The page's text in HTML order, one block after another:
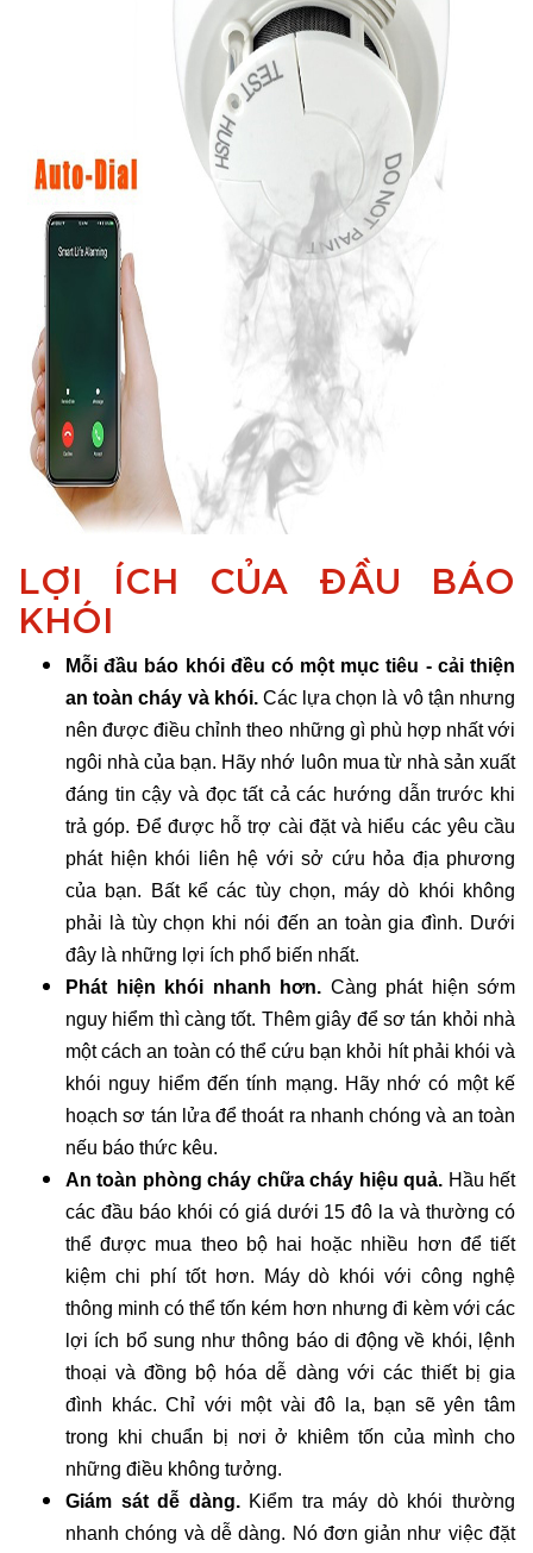
LỢI ÍCH CỦA ĐẦU BÁO
KHÓI
Mỗi đầu báo khói đều có một mục tiêu - cải thiện
an toàn cháy và khói.Các lựa chọn là vô tận nhưng
nên được điều chỉnh theo những gì phù hợp nhất với
ngôi nhà của bạn. Hãy nhớ luôn mua từ nhà sản xuất
đáng tin cậy và đọc tất cả các hướng dẫn trước khi
trả góp. Để được hỗ trợ cài đặt và hiểu các yêu cầu
phát hiện khói liên hệ với sở cứu hỏa địa phương
của bạn. Bất kể các tùy chọn, máy dò khói không
phải là tùy chọn khi nói đến an toàn gia đình. Dưới
đây là những lợi ích phổ biến nhất.
Phát hiện khói nhanh hơn. Càng phát hiện sớm
nguy hiểm thì càng tốt. Thêm giây để sơ tán khỏi nhà
một cách an toàn có thể cứu bạn khỏi hít phải khói và
khói nguy hiểm đến tính mạng. Hãy nhớ có một kế
hoạch sơ tán lửa để thoát ra nhanh chóng và an toàn
nếu báo thức kêu.
An toàn phòng cháy chữa cháy hiệu quả. Hầu hết
các đầu báo khói có giá dưới 15 đô la và thường có
thể được mua theo bộ hai hoặc nhiều hơn để tiết
kiệm chi phí tốt hơn. Máy dò khói với công nghệ
thông minh có thể tốn kém hơn nhưng đi kèm với các
lợi ích bổ sung như thông báo di động về khói, lệnh
thoại và đồng bộ hóa dễ dàng với các thiết bị gia
đình khác. Chỉ với một vài đô la, bạn sẽ yên tâm
trong khi chuẩn bị nơi ở khiêm tốn của mình cho
những điều không tưởng.
Giám sát dễ dàng.Kiểm tra máy dò khói thường
nhanh chóng và dễ dàng. Nó đơn giản như việc đặt